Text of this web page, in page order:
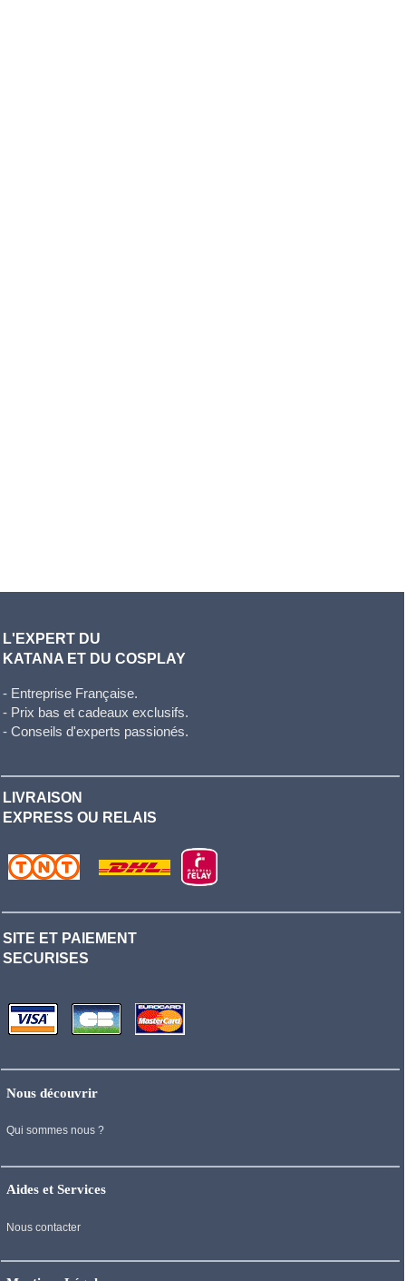
L'EXPERT DU
KATANA ET DU COSPLAY
- Entreprise Française.
- Prix bas et cadeaux exclusifs.
- Conseils d'experts passionés.
LIVRAISON
EXPRESS OU RELAIS
SITE ET PAIEMENT
SECURISES
Nous découvrir
Qui sommes nous ?
Aides et Services
Nous contacter